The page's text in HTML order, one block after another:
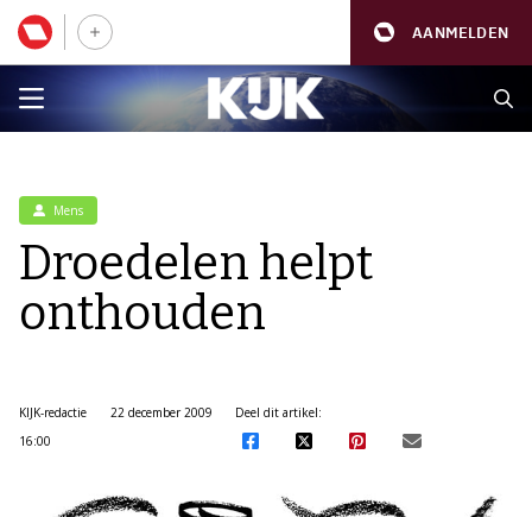
AANMELDEN
Mens
Droedelen helpt
onthouden
KIJK-redactie
22 december 2009
16:00
Deel dit artikel: